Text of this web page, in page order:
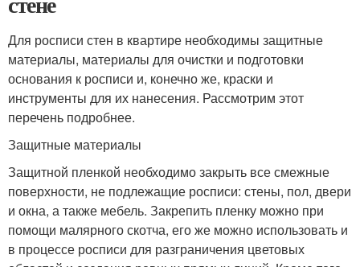
Для росписи стен в квартире необходимы защитные
материалы, материалы для очистки и подготовки
основания к росписи и, конечно же, краски и
инструменты для их нанесения. Рассмотрим этот
перечень подробнее.
Защитные материалы
Защитной пленкой необходимо закрыть все смежные
поверхности, не подлежащие росписи: стены, пол, двери
и окна, а также мебель. Закрепить пленку можно при
помощи малярного скотча, его же можно использовать и
в процессе росписи для разграничения цветовых